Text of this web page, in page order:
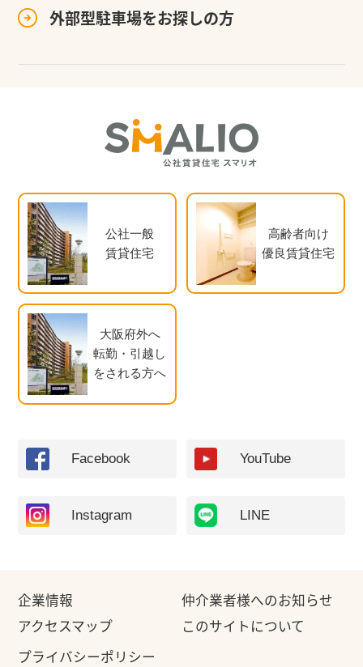
外部型駐車場をお探しの方
公社一般
賃貸住宅
高齢者向け
優良賃貸住宅
大阪府外へ
転勤・引越し
をされる方へ
Facebook YouTube
Instagram LINE
企業情報
仲介業者様へのお知らせ
アクセスマップ
このサイトについて
プライバシーポリシー